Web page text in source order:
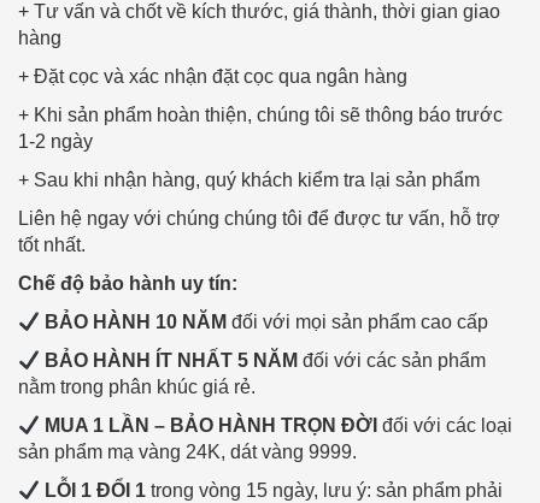
+ Tư vấn và chốt về kích thước, giá thành, thời gian giao
hàng
+ Đặt cọc và xác nhận đặt cọc qua ngân hàng
+ Khi sản phẩm hoàn thiện, chúng tôi sẽ thông báo trước
1-2 ngày
+ Sau khi nhận hàng, quý khách kiểm tra lại sản phẩm
Liên hệ ngay với chúng chúng tôi để được tư vấn, hỗ trợ
tốt nhất.
Chế độ bảo hành uy tín:
BẢO HÀNH 10 NĂM đối với mọi sản phẩm cao cấp
BẢO HÀNH ÍT NHẤT 5 NĂM đối với các sản phẩm
nằm trong phân khúc giá rẻ.
MUA 1 LẦN – BẢO HÀNH TRỌN ĐỜI đối với các loại
sản phẩm mạ vàng 24K, dát vàng 9999.
LỖI 1 ĐỔI 1 trong vòng 15 ngày, lưu ý: sản phẩm phải